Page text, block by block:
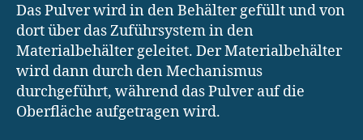
Das Pulver wird in den Behälter gefüllt und von
dort über das Zuführsystem in den
Materialbehälter geleitet. Der Materialbehälter
wird dann durch den Mechanismus
durchgeführt, während das Pulver auf die
Oberfläche aufgetragen wird.